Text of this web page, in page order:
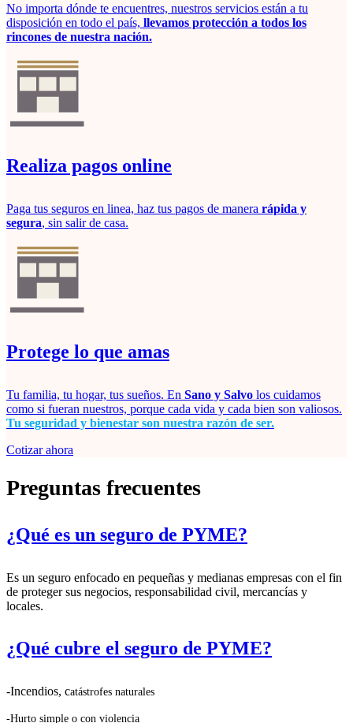
No importa dónde te encuentres, nuestros servicios están a tu
disposición en todo el país, llevamos protección a todos los
rincones de nuestra nación.
Realiza pagos online
Paga tus seguros en linea, haz tus pagos de manera rápida y
segura, sin salir de casa.
Protege lo que amas
Tu familia, tu hogar, tus sueños. En Sano y Salvo los cuidamos
como si fueran nuestros, porque cada vida y cada bien son valiosos.
Tu seguridad y bienestar son nuestra razón de ser.
Cotizar ahora
Preguntas frecuentes
¿Qué es un seguro de PYME?
Es un seguro enfocado en pequeñas y medianas empresas con el fin
de proteger sus negocios, responsabilidad civil, mercancías y
locales.
¿Qué cubre el seguro de PYME?
-Incendios, catástrofes naturales
-Hurto simple o con violencia